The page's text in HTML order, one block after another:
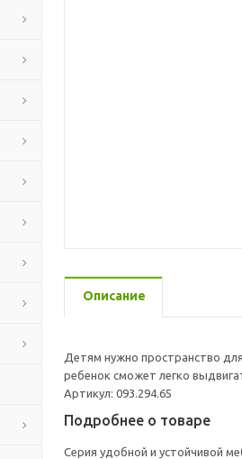
Описание
Детям нужно пространство
ребенок сможет легко
Артикул: 093.294.65
Подробнее о товаре
Серия удобной и устойчивой